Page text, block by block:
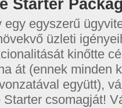
Starter
egy egyszerű
üzleti
kinőtte
át (ennek minden
együtt),
csomagját!